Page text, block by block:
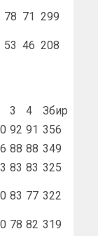
78 71 299
53 46 208
3 4
Збир
92 91 356
88 88 349
83 83 325
83 77 322
78 82 319